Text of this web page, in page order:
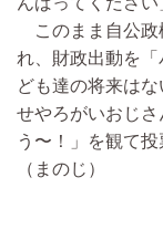
このまま自公政
れ、財政出動を
ども達の将来は
せやろがいおじ
う〜！」を観て投
（まのじ）